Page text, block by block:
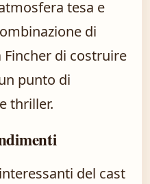
tesa e
di
di costruire
punto di
thriller.
del cast